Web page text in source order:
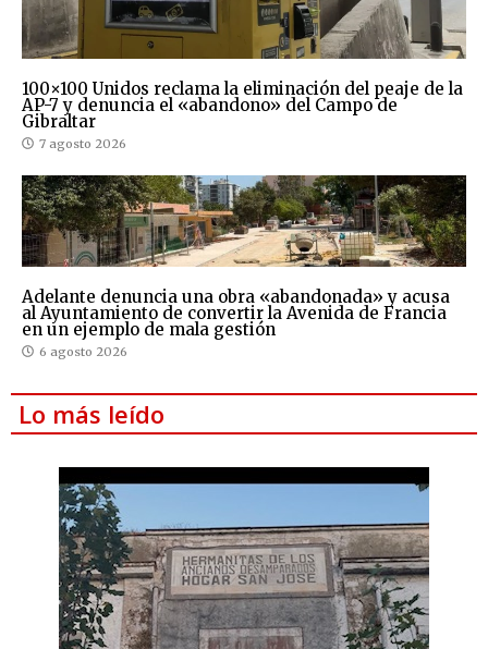
100×100 Unidos reclama la eliminación del peaje de la
AP-7 y denuncia el «abandono» del Campo de
Gibraltar
7 agosto 2026
Adelante denuncia una obra «abandonada» y acusa
al Ayuntamiento de convertir la Avenida de Francia
en un ejemplo de mala gestión
6 agosto 2026
Lo más leído